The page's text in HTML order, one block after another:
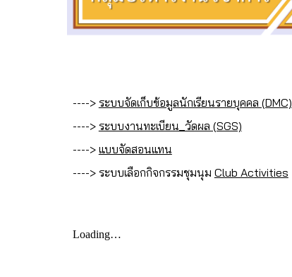
----> ระบบจัดเก็บข้อมูลนักเรียนรายบุคคล (DMC)
----> ระบบงานทะเบียน_วัดผล (SGS)
----> แบบจัดสอนแทน
----> ระบบเลือกกิจกรรมชุมนุม Club Activities